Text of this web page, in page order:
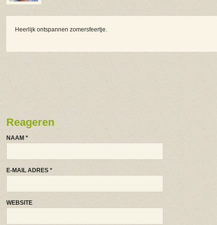
Heerlijk ontspannen zomersfeertje.
Reageren
NAAM *
E-MAIL ADRES *
WEBSITE